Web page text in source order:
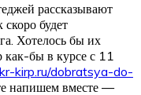
рассказывают
скоро будет
Хотелось бы их
как-бы в курсе с 11
kirp.ru/dobratsya-do-
напишем вместе —